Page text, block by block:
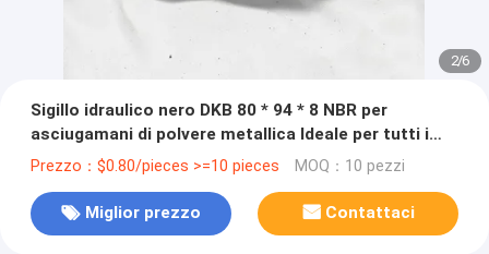
2/6
Sigillo idraulico nero DKB 80 * 94 * 8 NBR per
asciugamani di polvere metallica Ideale per tutti i
settori
Prezzo：$0.80/pieces >=10 pieces MOQ：10 pezzi
Miglior prezzo Contattaci